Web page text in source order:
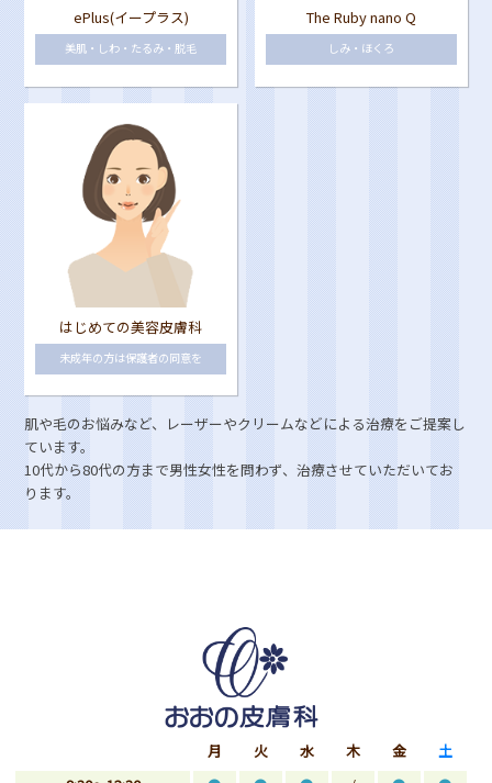
ePlus(イープラス)
美肌・しわ・たるみ・脱毛
The Ruby nano Q
しみ・ほくろ
はじめての美容皮膚科
未成年の方は保護者の同意を
肌や毛のお悩みなど、レーザーやクリームなどによる治療をご提案し
ています。
10代から80代の方まで男性女性を問わず、治療させていただいてお
ります。
月 火 水 木 金
土